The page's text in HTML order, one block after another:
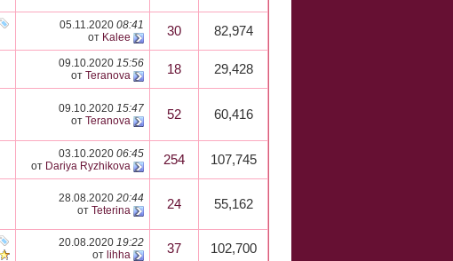
05.11.2020 08:41
от Kalee 30 82,974
09.10.2020 15:56
от Teranova 18 29,428
09.10.2020 15:47
от Teranova 52 60,416
03.10.2020 06:45
от Dariya Ryzhikova 254 107,745
28.08.2020 20:44
от Teterina 24 55,162
20.08.2020 19:22
от lihha 37 102,700